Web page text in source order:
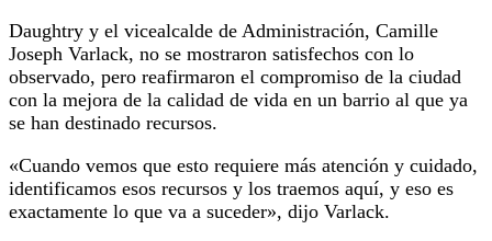
Daughtry y el vicealcalde de Administración, Camille
Joseph Varlack, no se mostraron satisfechos con lo
observado, pero reafirmaron el compromiso de la ciudad
con la mejora de la calidad de vida en un barrio al que ya
se han destinado recursos.
«Cuando vemos que esto requiere más atención y cuidado,
identificamos esos recursos y los traemos aquí, y eso es
exactamente lo que va a suceder», dijo Varlack.